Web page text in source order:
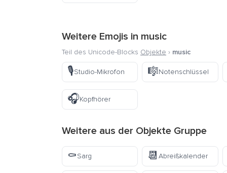
Weitere Emojis in music
Teil des Unicode-Blocks Objekte › music
🎙️Studio-Mikrofon 🎼Notenschlüssel
🎧Kopfhörer
Weitere aus der Objekte Gruppe
⚰️Sarg 📆Abreißkalender